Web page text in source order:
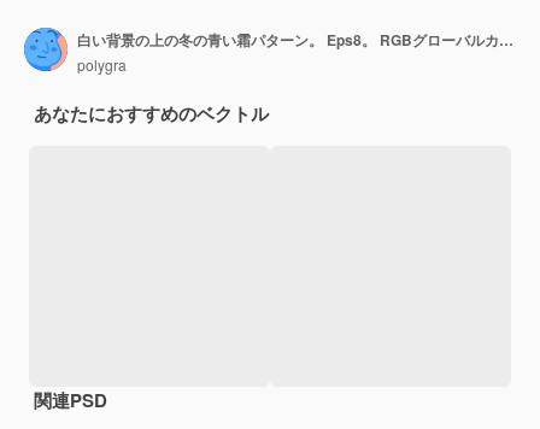
白い背景の上の冬の青い霜パターン。 Eps8。 RGBグローバルカラー。 1つの編集可能なグラデーションを使用して簡単に色を変更できます
polygra
あなたにおすすめのベクトル
関連PSD